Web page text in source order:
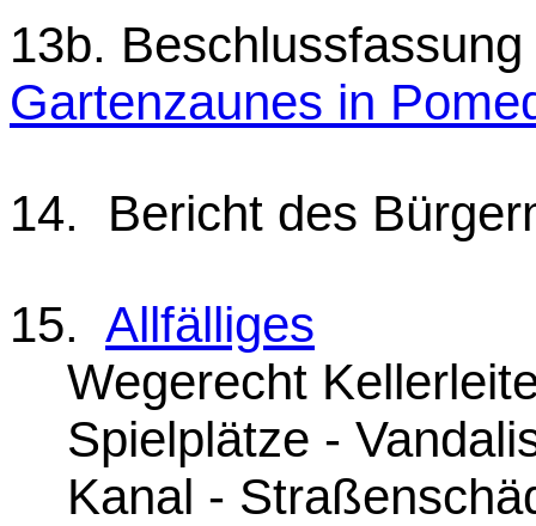
13b.
Gartenzaunes in
14. Bericht des
15. Allfälliges
Wegerecht
Spielplätze -
Kanal -